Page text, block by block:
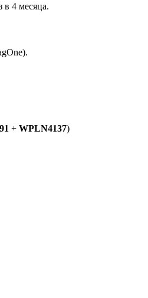
в 4 месяца.
+ WPLN4137)